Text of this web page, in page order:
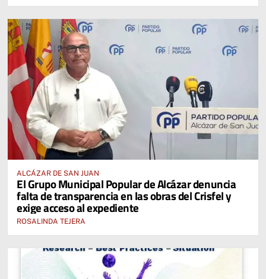
ALCÁZAR DE SAN JUAN
El Grupo Municipal Popular de Alcázar denuncia
falta de transparencia en las obras del Crisfel y
exige acceso al expediente
ROSALINDA TEJERA